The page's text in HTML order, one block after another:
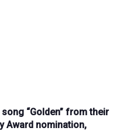
“Golden” from their
Award nomination,